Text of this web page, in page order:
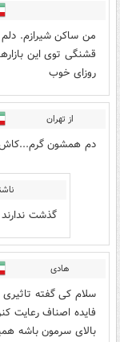
من ساکن شیرازم.
قشنگی توی این
روزای خوب
از تهران
دم همشون گرم...کاش
گذشت
هادی
سلام کی گفته
فایده اصناف رعایت
بالای سرمون باشه